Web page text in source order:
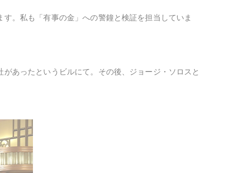
。私も「有事の金」への警鐘と検証を担当していま
あったというビルにて。その後、ジョージ・ソロスと